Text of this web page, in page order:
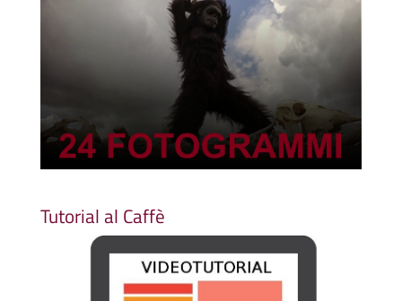
Tutorial al Caffè